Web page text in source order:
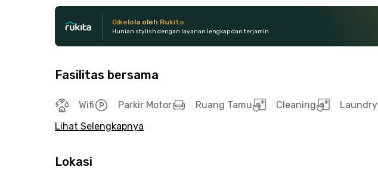
Dikelola oleh Rukita
Hunian stylish dengan layanan lengkap dan terjamin
Fasilitas bersama
Wifi Parkir Motor Ruang Tamu Cleaning Laundry
Lihat Selengkapnya
Lokasi